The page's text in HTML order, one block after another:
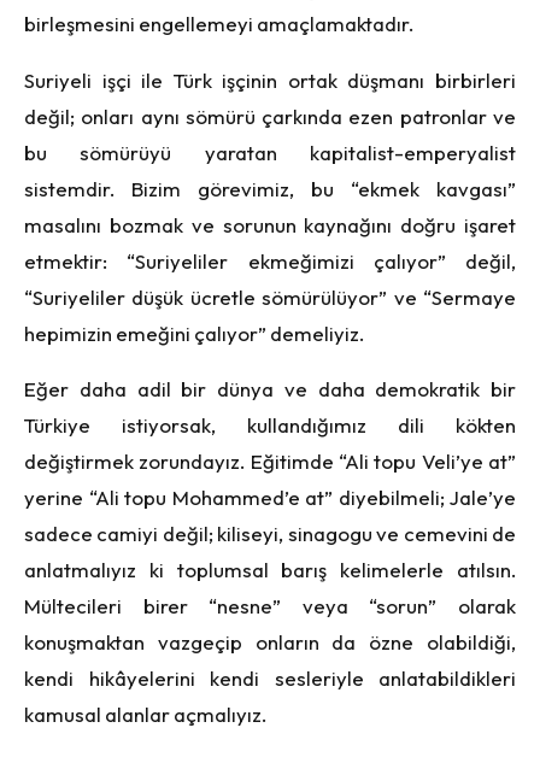
birleşmesini engellemeyi amaçlamaktadır.
Suriyeli işçi ile Türk işçinin ortak düşmanı birbirleri
değil; onları aynı sömürü çarkında ezen patronlar ve
bu sömürüyü yaratan kapitalist-emperyalist
sistemdir. Bizim görevimiz, bu “ekmek kavgası”
masalını bozmak ve sorunun kaynağını doğru işaret
etmektir: “Suriyeliler ekmeğimizi çalıyor” değil,
“Suriyeliler düşük ücretle sömürülüyor” ve “Sermaye
hepimizin emeğini çalıyor” demeliyiz.
Eğer daha adil bir dünya ve daha demokratik bir
Türkiye istiyorsak, kullandığımız dili kökten
değiştirmek zorundayız. Eğitimde “Ali topu Veli’ye at”
yerine “Ali topu Mohammed’e at” diyebilmeli; Jale’ye
sadece camiyi değil; kiliseyi, sinagogu ve cemevini de
anlatmalıyız ki toplumsal barış kelimelerle atılsın.
Mültecileri birer “nesne” veya “sorun” olarak
konuşmaktan vazgeçip onların da özne olabildiği,
kendi hikâyelerini kendi sesleriyle anlatabildikleri
kamusal alanlar açmalıyız.